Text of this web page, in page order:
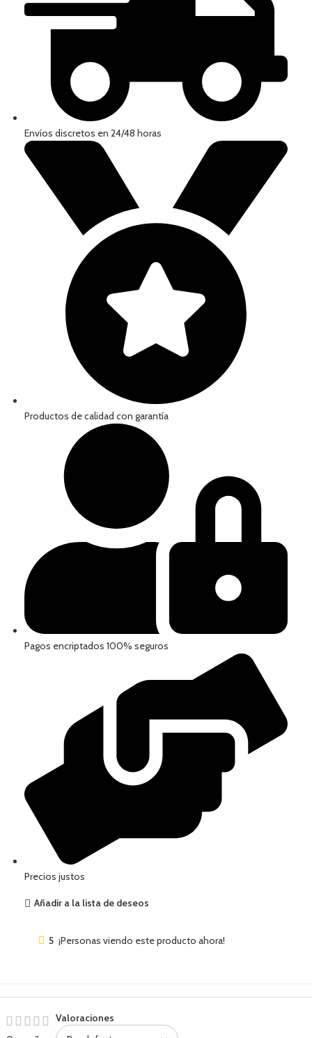
Envíos discretos en 24/48 horas
Productos de calidad con garantía
Pagos encriptados 100% seguros
Precios justos
Añadir a la lista de deseos
5 ¡Personas viendo este producto ahora!
Valoraciones